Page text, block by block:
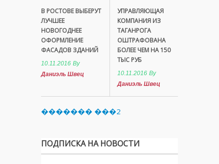
В РОСТОВЕ ВЫБЕРУТ
ЛУЧШЕЕ
НОВОГОДНЕЕ
ОФОРМЛЕНИЕ
ФАСАДОВ ЗДАНИЙ
10.11.2016 By
Даниэль Швец
УПРАВЛЯЮЩАЯ
КОМПАНИЯ ИЗ
ТАГАНРОГА
ОШТРАФОВАНА
БОЛЕЕ ЧЕМ НА 150
ТЫС РУБ
10.11.2016 By
Даниэль Швец
������� ���2
ПОДПИСКА НА НОВОСТИ